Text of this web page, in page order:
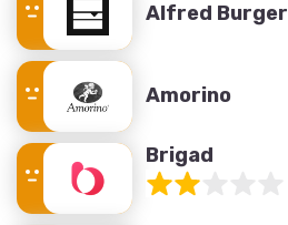
Alfred Burger
Amorino
Brigad